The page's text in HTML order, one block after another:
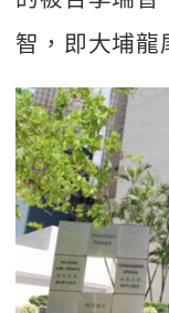
智，即大埔龍